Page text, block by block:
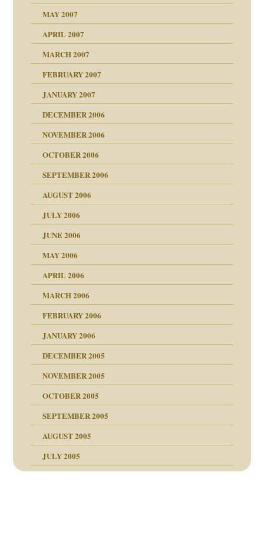
voller Absicht!"
MAY 2007
APRIL 2007
MARCH 2007
FEBRUARY 2007
JANUARY 2007
DECEMBER 2006
NOVEMBER 2006
OCTOBER 2006
SEPTEMBER 2006
AUGUST 2006
JULY 2006
JUNE 2006
MAY 2006
APRIL 2006
MARCH 2006
FEBRUARY 2006
JANUARY 2006
DECEMBER 2005
NOVEMBER 2005
OCTOBER 2005
SEPTEMBER 2005
AUGUST 2005
JULY 2005